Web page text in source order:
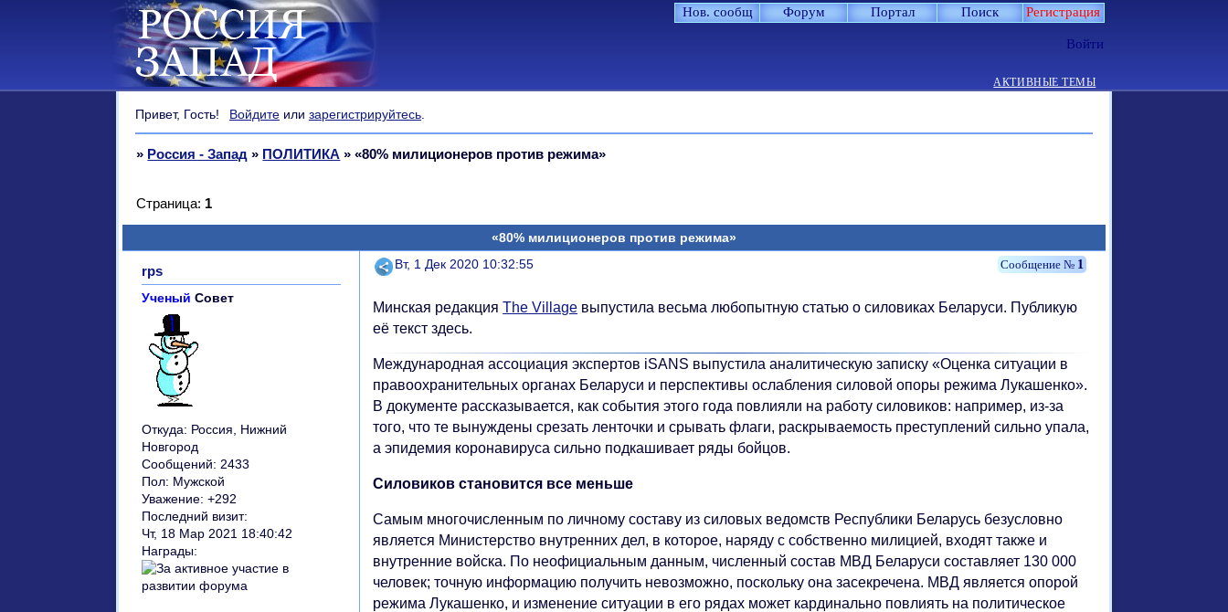
Нов. сообщ Форум Портал Поиск Регистрация
Войти
АКТИВНЫЕ ТЕМЫ
Привет, Гость! Войдите илизарегистрируйтесь.
» Россия - Запад » ПОЛИТИКА »«80% милиционеров против режима»
«80% милиционеров против режима»
Страница: 1
Поделиться 1
Вт, 1 Дек 2020 10:32:55
rps
Ученый Совет
Откуда: Россия, Нижний
Новгород
Сообщений: 2433
Пол: Мужской
Уважение: +292
Последний визит:
Чт, 18 Мар 2021 18:40:42
Награды:
Минская редакцияThe Village выпустила весьма любопытную статью о силовиках Беларуси. Публикую
её текст здесь.
Международная ассоциация экспертов iSANS выпустила аналитическую записку «Оценка ситуации в
правоохранительных органах Беларуси и перспективы ослабления силовой опоры режима Лукашенко».
В документе рассказывается, как события этого года повлияли на работу силовиков: например, из-за
того, что те вынуждены срезать ленточки и срывать флаги, раскрываемость преступлений сильно упала,
а эпидемия коронавируса сильно подкашивает ряды бойцов.
Силовиков становится все меньше
Самым многочисленным по личному составу из силовых ведомств Республики Беларусь безусловно
является Министерство внутренних дел, в которое, наряду с собственно милицией, входят также и
внутренние войска. По неофициальным данным, численный состав МВД Беларуси составляет 130 000
человек; точную информацию получить невозможно, поскольку она засекречена. МВД является опорой
режима Лукашенко, и изменение ситуации в его рядах может кардинально повлиять на политическое